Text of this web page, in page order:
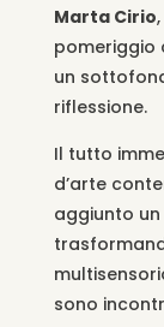
Marta Cirio
pomeriggio
un
riflessione.
Il tutto
d’arte
aggiunto
sono